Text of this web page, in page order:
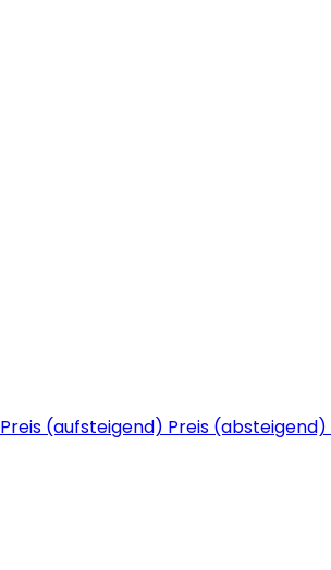
Preis (aufsteigend) Preis (absteigend)